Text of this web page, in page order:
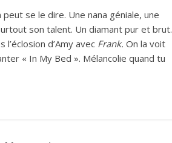
se le dire. Une nana géniale, une
son talent. Un diamant pur et brut.
d’Amy avec Frank. On la voit
« In My Bed ». Mélancolie quand tu